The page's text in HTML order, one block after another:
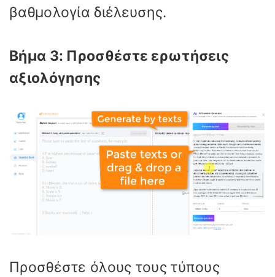
βαθμολογία διέλευσης.
Βήμα 3: Προσθέστε ερωτήσεις
αξιολόγησης
Προσθέστε όλους τους τύπους